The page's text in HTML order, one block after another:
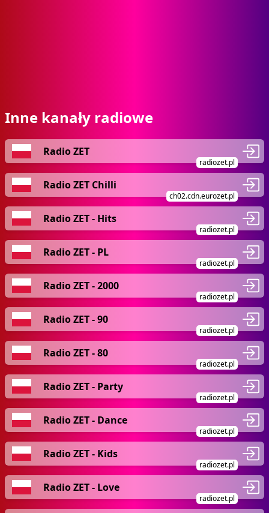
Inne kanały radiowe
Radio ZET
radiozet.pl
Radio ZET Chilli
ch02.cdn.eurozet.pl
Radio ZET - Hits
radiozet.pl
Radio ZET - PL
radiozet.pl
Radio ZET - 2000
radiozet.pl
Radio ZET - 90
radiozet.pl
Radio ZET - 80
radiozet.pl
Radio ZET - Party
radiozet.pl
Radio ZET - Dance
radiozet.pl
Radio ZET - Kids
radiozet.pl
Radio ZET - Love
radiozet.pl